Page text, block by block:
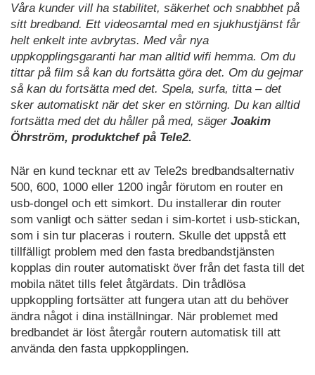
Våra kunder vill ha stabilitet, säkerhet och snabbhet på
sitt bredband. Ett videosamtal med en sjukhustjänst får
helt enkelt inte avbrytas. Med vår nya
uppkopplingsgaranti har man alltid wifi hemma. Om du
tittar på film så kan du fortsätta göra det. Om du gejmar
så kan du fortsätta med det. Spela, surfa, titta – det
sker automatiskt när det sker en störning. Du kan alltid
fortsätta med det du håller på med, sägerJoakim
Öhrström, produktchef på Tele2.
När en kund tecknar ett av Tele2s bredbandsalternativ
500, 600, 1000 eller 1200 ingår förutom en router en
usb-dongel och ett simkort. Du installerar din router
som vanligt och sätter sedan i sim-kortet i usb-stickan,
som i sin tur placeras i routern. Skulle det uppstå ett
tillfälligt problem med den fasta bredbandstjänsten
kopplas din router automatiskt över från det fasta till det
mobila nätet tills felet åtgärdats. Din trådlösa
uppkoppling fortsätter att fungera utan att du behöver
ändra något i dina inställningar. När problemet med
bredbandet är löst återgår routern automatisk till att
använda den fasta uppkopplingen.